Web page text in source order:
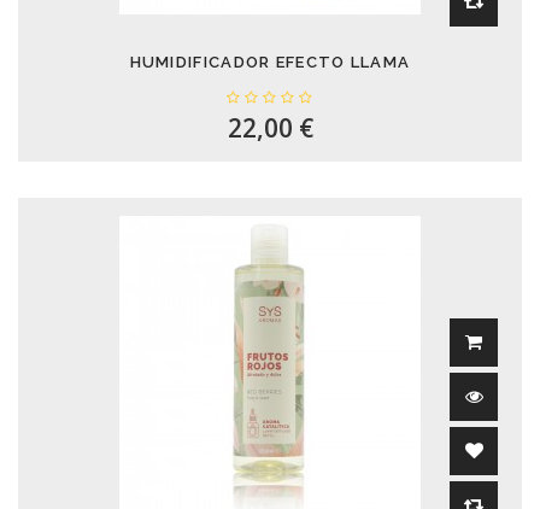
HUMIDIFICADOR EFECTO LLAMA
22,00 €